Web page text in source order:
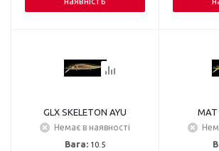
GLX SKELETON AYU
Немає в наявності
Вага: 10.5
MAT